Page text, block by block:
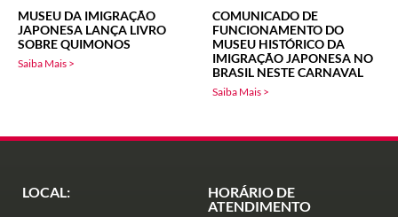
MUSEU DA IMIGRAÇÃO
JAPONESA LANÇA LIVRO
SOBRE QUIMONOS
Saiba Mais >
COMUNICADO DE
FUNCIONAMENTO DO
MUSEU HISTÓRICO DA
IMIGRAÇÃO JAPONESA NO
BRASIL NESTE CARNAVAL
Saiba Mais >
LOCAL:
HORÁRIO DE
ATENDIMENTO